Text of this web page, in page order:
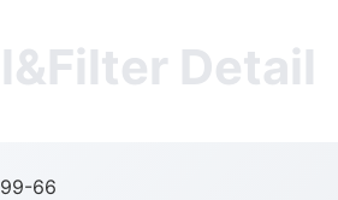
Detail
66